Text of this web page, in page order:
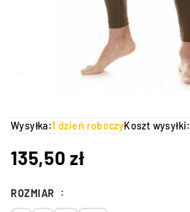
Wysyłka:1 dzień roboczyKoszt wysyłki:
135,50zł
ROZMIAR